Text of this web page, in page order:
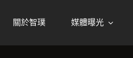
關於智璞 媒體曝光